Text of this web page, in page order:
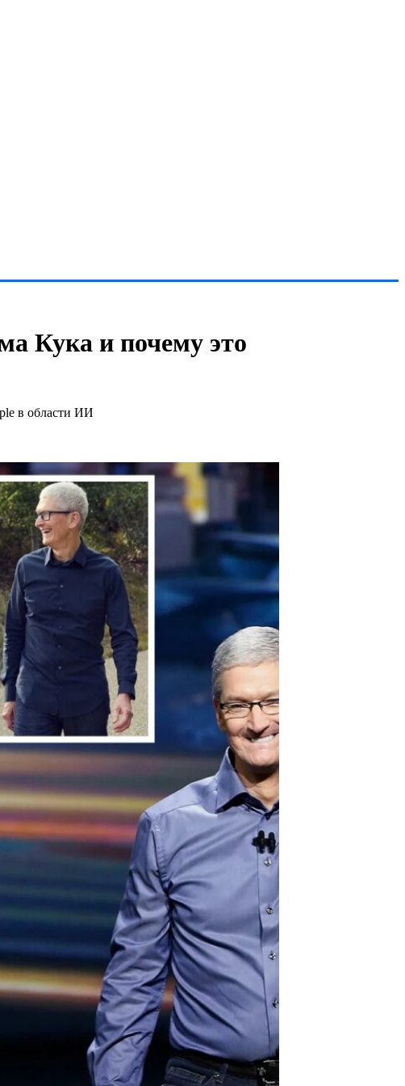
Кука и почему это
в области ИИ